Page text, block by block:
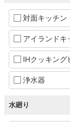
対面キッチン
アイランドキ
IHクッキング
浄水器
水廻り